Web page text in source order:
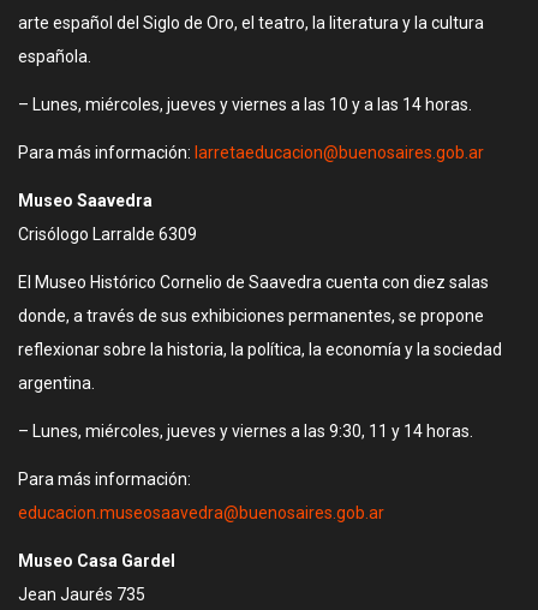
arte español del Siglo de Oro, el teatro, la literatura y la cultura
española.
– Lunes, miércoles, jueves y viernes a las 10 y a las 14 horas.
Para más información: larretaeducacion@buenosaires.gob.ar
Museo Saavedra
Crisólogo Larralde 6309
El Museo Histórico Cornelio de Saavedra cuenta con diez salas
donde, a través de sus exhibiciones permanentes, se propone
reflexionar sobre la historia, la política, la economía y la sociedad
argentina.
– Lunes, miércoles, jueves y viernes a las 9:30, 11 y 14 horas.
Para más información:
educacion.museosaavedra@buenosaires.gob.ar
Museo Casa Gardel
Jean Jaurés 735